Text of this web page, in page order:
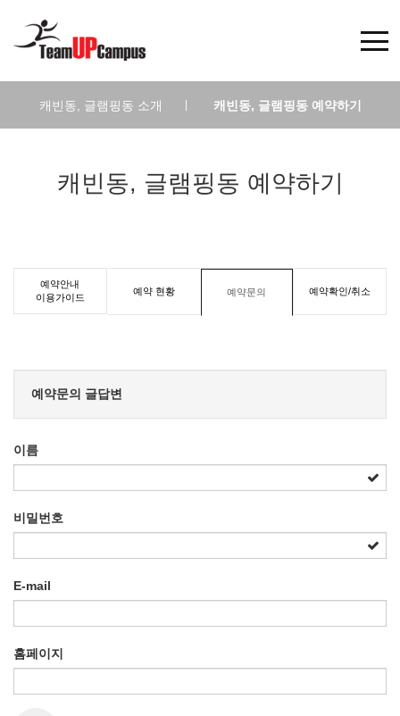
캐빈동, 글램핑동 소개 캐빈동, 글램핑동 예약하기
캐빈동, 글램핑동 예약하기
예약안내
이용가이드
예약 현황 예약문의 예약확인/취소
예약문의 글답변
이름
비밀번호
E-mail
홈페이지